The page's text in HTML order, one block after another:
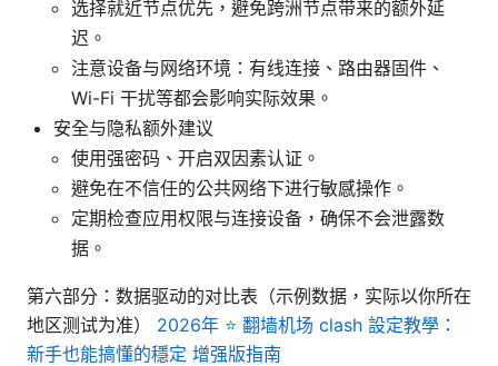
选择就近节点优先，避免跨洲节点带来的额外延
迟。
注意设备与网络环境：有线连接、路由器固件、
Wi-Fi 干扰等都会影响实际效果。
安全与隐私额外建议
使用强密码、开启双因素认证。
避免在不信任的公共网络下进行敏感操作。
定期检查应用权限与连接设备，确保不会泄露数
据。
第六部分：数据驱动的对比表（示例数据，实际以你所在
地区测试为准） 2026年 ⭐ 翻墙机场 clash 設定教學：
新手也能搞懂的穩定 增强版指南